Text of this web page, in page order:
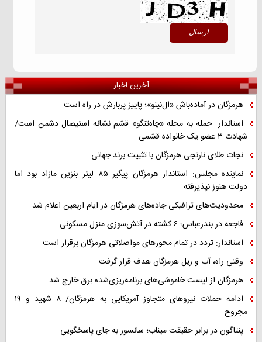
آخرین اخبار
هرمزگان در آماده‌باش «ال‌نینو»؛ پاییز پربارش در راه است
استاندار: حمله به محله «چاه‌تنگو» قشم نشانه استیصال دشمن است/
شهادت ۳ عضو یک خانواده قشمی
نجات طلای نارنجی هرمزگان با تثبیت برند جهانی
نماینده مجلس: استاندار هرمزگان پیگیر ۸۵ لیتر بنزین مازاد بود اما
دولت هنوز نپذیرفته
محدودیت‌های ترافیکی جاده‌های هرمزگان در ایام اربعین اعلام شد
فاجعه در بندرعباس؛ ۶ کشته در آتش‌سوزی منزل مسکونی
استاندار: تردد در تمام محورهای مواصلاتی هرمزگان برقرار است
وقتی راه، آب و ریل هرمزگان هدف قرار گرفت
هرمزگان از لیست خاموشی‌های برنامه‌ریزی‌شده برق خارج شد
ادامه حملات نیروهای متجاوز آمریکایی به هرمزگان/ ۸ شهید و ۱۹
مجروح
پنتاگون در برابر حقیقت میناب؛ سانسور به جای پاسخگویی